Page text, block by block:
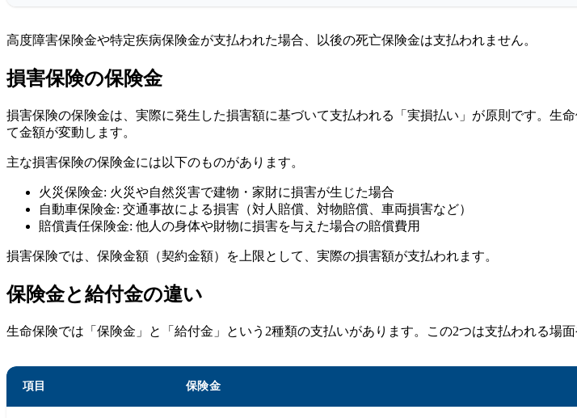
高度障害保険金や特定疾病保険金が支払われた場合、以後の死亡保険金は支払われません。
損害保険の保険金
損害保険の保険金は、実際に発生した損害額に基づいて支払われる「実損払い」が原則です。生
て金額が変動します。
主な損害保険の保険金には以下のものがあります。
火災保険金: 火災や自然災害で建物・家財に損害が生じた場合
自動車保険金: 交通事故による損害（対人賠償、対物賠償、車両損害など）
賠償責任保険金: 他人の身体や財物に損害を与えた場合の賠償費用
損害保険では、保険金額（契約金額）を上限として、実際の損害額が支払われます。
保険金と給付金の違い
生命保険では「保険金」と「給付金」という2種類の支払いがあります。この2つは支払われる場面
項目 保険金